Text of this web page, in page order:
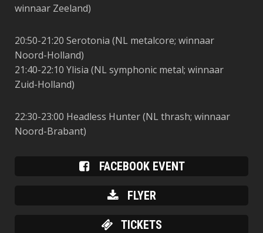
winnaar Zeeland)
20:50-21:20 Serotonia (NL metalcore; winnaar
Noord-Holland)
21:40-22:10 Ylisia (NL symphonic metal; winnaar
Zuid-Holland)
22:30-23:00 Headless Hunter(NL thrash; winnaar
Noord-Brabant)
FACEBOOK EVENT
FLYER
TICKETS